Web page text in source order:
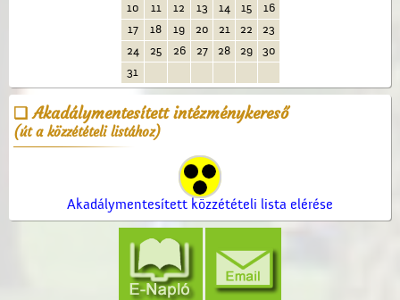
10 11 12 13 14 15
16
17
18 19 20 21 22
23
24
25 26 27 28 29
30
31
Akadálymentesített intézménykereső
(út a közzétételi listához)
Akadálymentesített közzétételi lista elérése